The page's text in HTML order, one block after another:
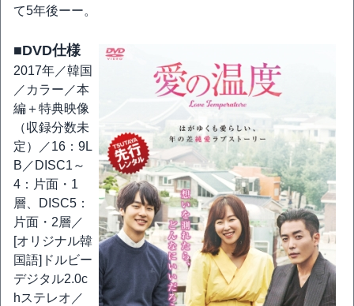
て5年後ーー。
■DVD仕様
2017年／韓国
／カラー／本
編＋特典映像
（収録分数未
定）／16：9L
B／DISC1～
4：片面・1
層、DISC5：
片面・2層／
[オリジナル韓
国語]ドルビー
デジタル2.0c
hステレオ／